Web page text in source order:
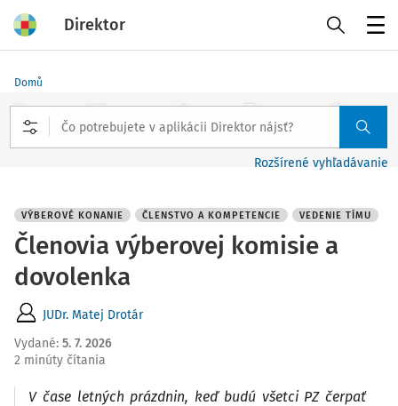
Direktor
Domů
Rozšírené vyhľadávanie
VÝBEROVÉ KONANIE ČLENSTVO A KOMPETENCIE VEDENIE TÍMU
Členovia výberovej komisie a
dovolenka
JUDr. Matej Drotár
Vydané: 5. 7. 2026
2 minúty čítania
V čase letných prázdnin, keď budú všetci PZ čerpať